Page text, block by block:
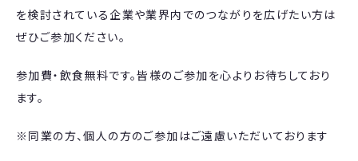
を検討されている企業や業界内でのつながりを広げたい方は
ぜひご参加ください。
参加費・飲食無料です。皆様のご参加を心よりお待ちしており
ます。
※同業の方、個人の方のご参加はご遠慮いただいております